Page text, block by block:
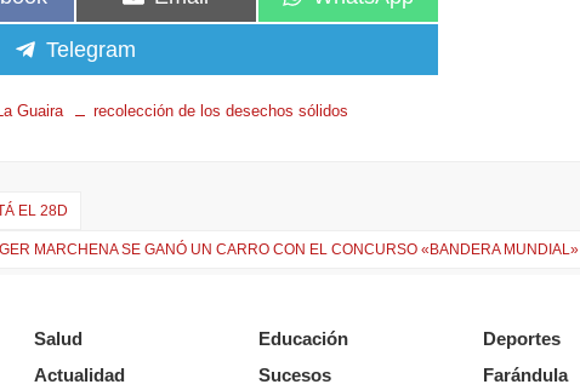
Telegram
La Guaira recolección de los desechos sólidos
EL 28D
MARCHENA SE GANÓ UN CARRO CON EL CONCURSO «BANDERA MUNDIAL»
Salud Educación Deportes
Actualidad Sucesos Farándula